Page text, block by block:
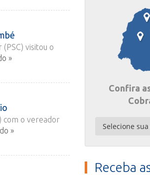
visitou o
»
com o vereador
»
Confira
Receba